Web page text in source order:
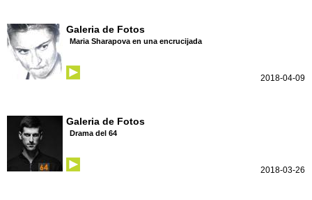
Galeria de Fotos
Maria Sharapova en una encrucijada
2018-04-09
Galeria de Fotos
Drama del 64
2018-03-26